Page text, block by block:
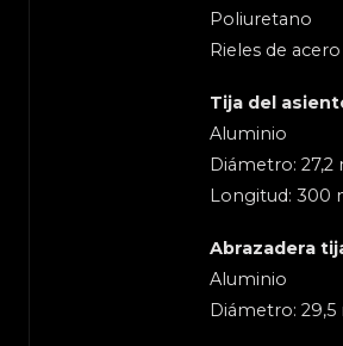
Poliuretano
Rieles de acero
Tija del
Aluminio
Diámetro: 27,2
Longitud: 300
Abrazadera
Aluminio
Diámetro: